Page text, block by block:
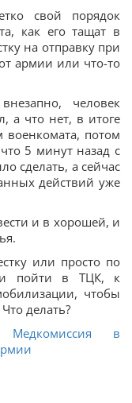
свой порядок
как его тащат в
на отправку при
армии или что-то
человек
а что нет, в итоге
военкомата, потом
5 минут назад с
сделать, а сейчас
действий уже
и в хорошей, и
или просто по
пойти в ТЦК, к
чтобы
делать?
Медкомиссия в